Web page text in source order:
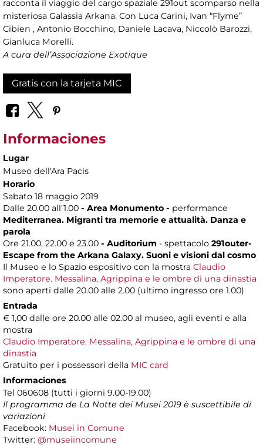
racconta il viaggio del cargo spaziale 291out scomparso nella
misteriosa Galassia Arkana. Con Luca Carini, Ivan “Flyme”
Cibien , Antonio Bocchino, Daniele Lacava, Niccolò Barozzi,
Gianluca Morelli.
A cura dell’Associazione Exotique
Gratis con la tarjeta MIC
Informaciones
Lugar
Museo dell'Ara Pacis
Horario
Sabato 18 maggio 2019
Dalle 20.00 all'1.00 - Area Monumento - performance
Mediterranea. Migranti tra memorie e attualità. Danza e
parola
Ore 21.00, 22.00 e 23.00 - Auditorium - spettacolo 291outer-
Escape from the Arkana Galaxy. Suoni e visioni dal cosmo
Il Museo e lo Spazio espositivo con la mostra Claudio
Imperatore. Messalina, Agrippina e le ombre di una dinastia
sono aperti dalle 20.00 alle 2.00 (ultimo ingresso ore 1.00)
Entrada
€ 1,00 dalle ore 20.00 alle 02.00 al museo, agli eventi e alla
mostra
Claudio Imperatore. Messalina, Agrippina e le ombre di una
dinastia
Gratuito per i possessori della MIC card
Informaciones
Tel 060608 (tutti i giorni 9.00-19.00)
Il programma de La Notte dei Musei 2019 è suscettibile di
variazioni
Facebook: Musei in Comune
Twitter: @museiincomune